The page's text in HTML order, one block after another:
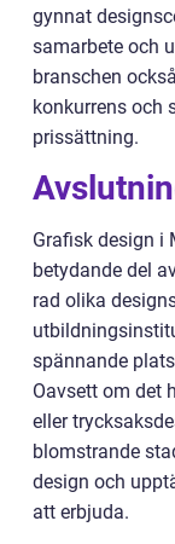
gynnat
samarbete och
branschen
konkurrens och
prissättning.
Grafisk design i
betydande del
rad olika
spännande
Oavsett om det
eller
blomstrande
design och
att erbjuda.